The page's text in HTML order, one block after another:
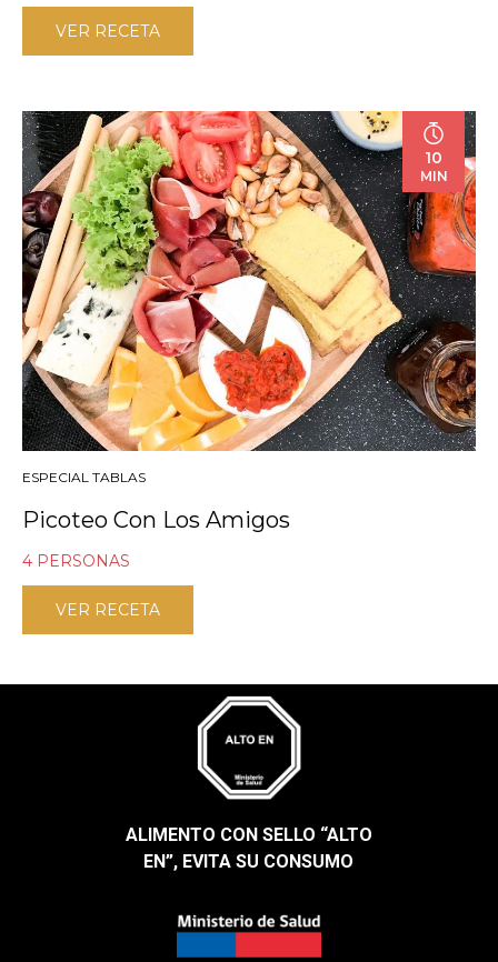
VER RECETA
10
MIN
ESPECIAL TABLAS
Picoteo Con Los Amigos
4 PERSONAS
VER RECETA
ALIMENTO CON SELLO “ALTO
EN”, EVITA SU CONSUMO​